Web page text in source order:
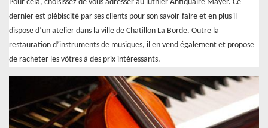
Pour cela, choisissez de vous adresser au luthier Antiquaire Mayer. Ce
dernier est plébiscité par ses clients pour son savoir-faire et en plus il
dispose d’un atelier dans la ville de Chatillon La Borde. Outre la
restauration d’instruments de musiques, il en vend également et propose
de racheter les vôtres à des prix intéressants.